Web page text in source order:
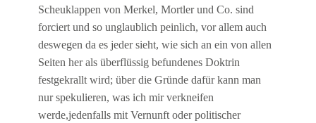
Scheuklappen von Merkel, Mortler und Co. sind
forciert und so unglaublich peinlich, vor allem auch
deswegen da es jeder sieht, wie sich an ein von allen
Seiten her als überflüssig befundenes Doktrin
festgekrallt wird; über die Gründe dafür kann man
nur spekulieren, was ich mir verkneifen
werde,jedenfalls mit Vernunft oder politischer